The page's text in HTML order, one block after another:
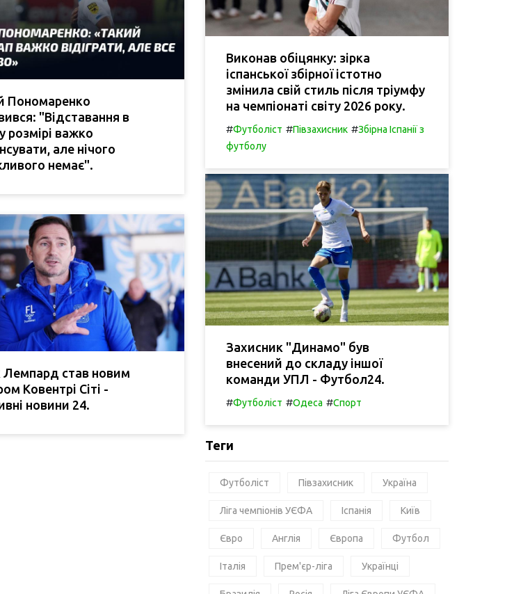
Пономаренко
"Відставання в
розмірі важко
але нічого
немає".
Лемпард став новим
Ковентрі Сіті -
новини 24.
Виконав обіцянку: зірка
іспанської збірної істотно
змінила свій стиль після тріумфу
на чемпіонаті світу 2026 року.
#Футболіст #Півзахисник #Збірна Іспанії з
футболу
Захисник "Динамо" був
внесений до складу іншої
команди УПЛ - Футбол24.
#Футболіст #Одеса #Спорт
Теги
Футболіст Півзахисник Україна
Ліга чемпіонів УЄФА Іспанія Київ
Євро Англія Європа Футбол
Італія Прем'єр-ліга Українці